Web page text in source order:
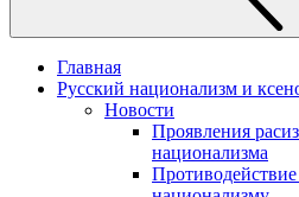
Главная
Русский национализм и
Новости
Проявления
национализма